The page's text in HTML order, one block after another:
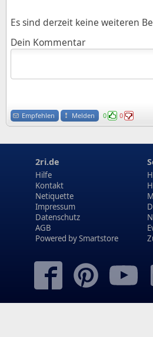
Es sind derzeit keine weiteren
Dein Kommentar
Empfehlen Melden 0 0
2ri.de
Hilfe
Kontakt
Netiquette
Impressum
Datenschutz
AGB
Powered bySmartstore